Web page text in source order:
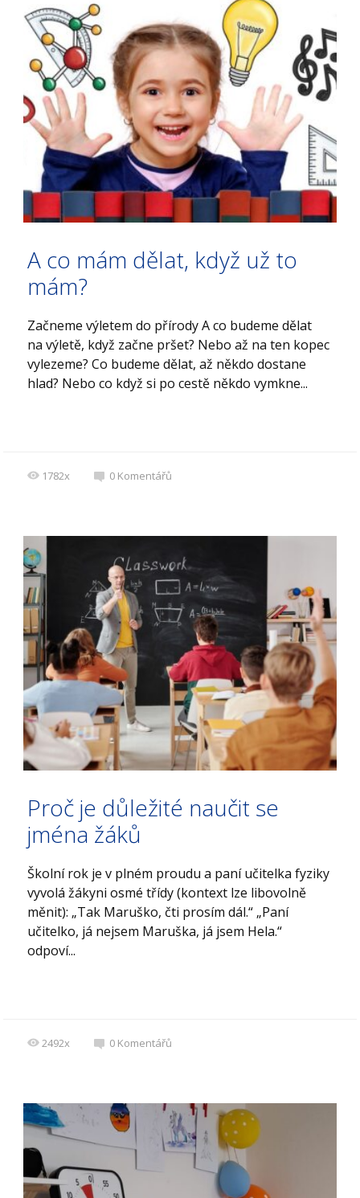
A co mám dělat, když už to
mám?
Začneme výletem do přírody A co budeme dělat
na výletě, když začne pršet? Nebo až na ten kopec
vylezeme? Co budeme dělat, až někdo dostane
hlad? Nebo co když si po cestě někdo vymkne...
1782x 0 Komentářů
Proč je důležité naučit se
jména žáků
Školní rok je v plném proudu a paní učitelka fyziky
vyvolá žákyni osmé třídy (kontext lze libovolně
měnit): „Tak Maruško, čti prosím dál.“ „Paní
učitelko, já nejsem Maruška, já jsem Hela.“
odpoví...
2492x 0 Komentářů